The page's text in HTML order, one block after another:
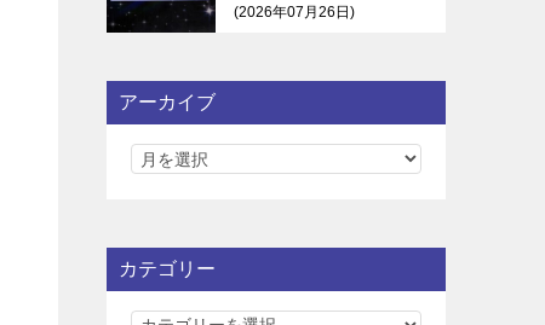
2026年07月26日
アーカイブ
カテゴリー